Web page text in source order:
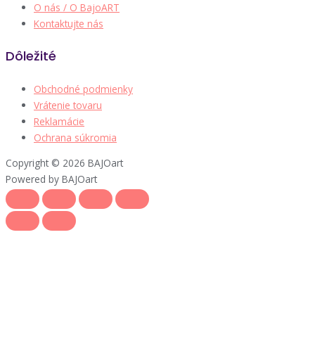
O nás / O BajoART
Kontaktujte nás
Dôležité
Obchodné podmienky
Vrátenie tovaru
Reklamácie
Ochrana súkromia
Copyright © 2026 BAJOart
Powered by BAJOart